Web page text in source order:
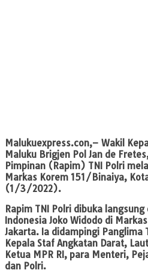
Malukuexpress.con,– Wakil
Maluku Brigjen Pol Jan de
Pimpinan (Rapim) TNI Polri
Markas Korem 151/Binaiya,
(1/3/2022).
Rapim TNI Polri dibuka
Indonesia Joko Widodo di
Jakarta. Ia didampingi Panglima
Kepala Staf Angkatan Darat,
Ketua MPR RI, para Menteri,
dan Polri.